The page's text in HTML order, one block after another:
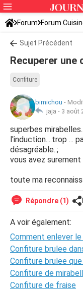
Forum Forum
Sujet Précédent
Recuperer une
Confiture
bimichou -
jaja - 3 août
superbes
l'induction....trop ...
désagréable..;
vous avez
toute ma
Répondre (1)
A voir également:
Comment enlever
Confiture brulee
Confiture brulee
Confiture de
Confiture de fraise